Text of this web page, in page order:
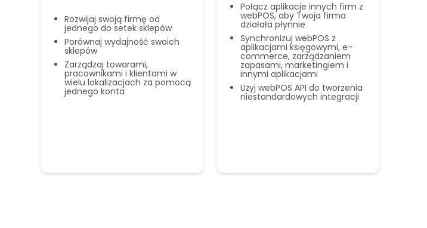
Rozwijaj swoją firmę od
jednego do setek sklepów
Porównaj wydajność swoich
sklepów
Zarządzaj towarami,
pracownikami i klientami w
wielu lokalizacjach za pomocą
jednego konta
Połącz aplikacje innych firm z
webPOS, aby Twoja firma
działała płynnie
Synchronizuj webPOS z
aplikacjami księgowymi, e-
commerce, zarządzaniem
zapasami, marketingiem i
innymi aplikacjami
Użyj webPOS API do tworzenia
niestandardowych integracji